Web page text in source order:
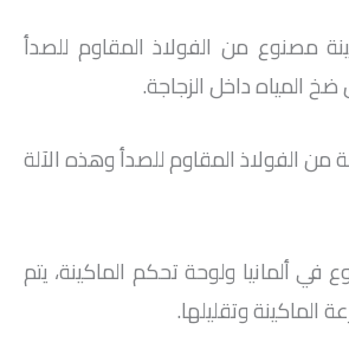
مصنوع من الفولاذ المقاوم للصدأ
المياه داخل الزجاجة.
من الفولاذ المقاوم للصدأ وهذه الآلة
ألمانيا ولوحة تحكم الماكينة، يتم
الماكينة وتقليلها.